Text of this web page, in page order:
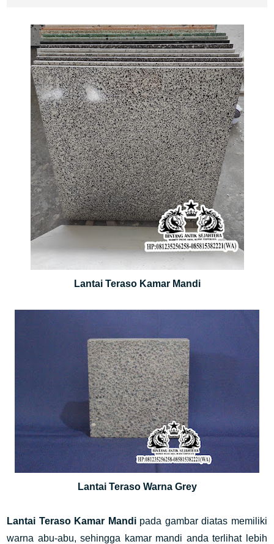
Lantai Teraso Kamar Mandi
Lantai Teraso Warna Grey
Lantai Teraso Kamar Mandi pada gambar diatas memiliki
warna abu-abu, sehingga kamar mandi anda terlihat lebih